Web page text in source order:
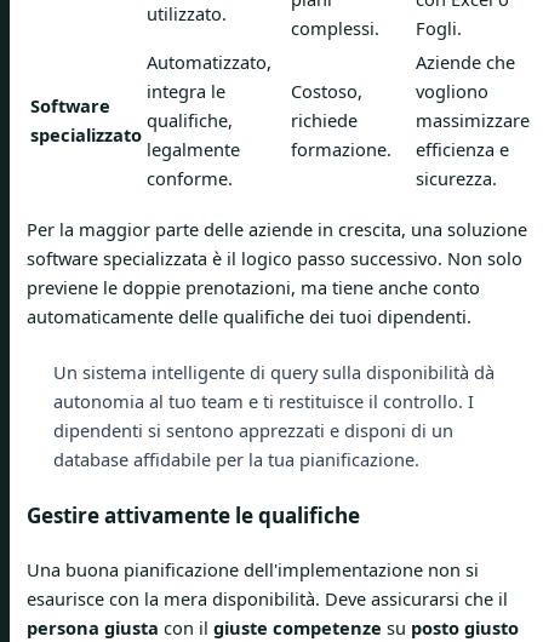
utilizzato.
complessi.
Fogli.
Software
specializzato
Automatizzato,
integra le
qualifiche,
legalmente
conforme.
Costoso,
richiede
formazione.
Aziende che
vogliono
massimizzare
efficienza e
sicurezza.
Per la maggior parte delle aziende in crescita, una soluzione
software specializzata è il logico passo successivo. Non solo
previene le doppie prenotazioni, ma tiene anche conto
automaticamente delle qualifiche dei tuoi dipendenti.
Un sistema intelligente di query sulla disponibilità dà
autonomia al tuo team e ti restituisce il controllo. I
dipendenti si sentono apprezzati e disponi di un
database affidabile per la tua pianificazione.
Gestire attivamente le qualifiche
Una buona pianificazione dell'implementazione non si
esaurisce con la mera disponibilità. Deve assicurarsi che il
persona giusta con il giuste competenze su posto giusto